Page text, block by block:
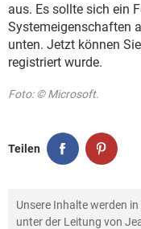
aus. Es sollte sich ein
Systemeigenschaften
unten. Jetzt können
registriert wurde.
Foto: © Microsoft.
Teilen
Unsere Inhalte werden
unter der Leitung von